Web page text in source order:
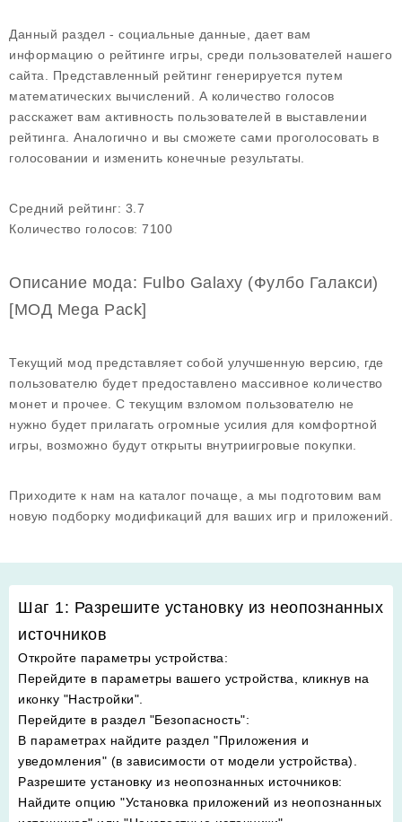
Данный раздел - социальные данные, дает вам
информацию о рейтинге игры, среди пользователей нашего
сайта. Представленный рейтинг генерируется путем
математических вычислений. А количество голосов
расскажет вам активность пользователей в выставлении
рейтинга. Аналогично и вы сможете сами проголосовать в
голосовании и изменить конечные результаты.
Средний рейтинг: 3.7
Количество голосов: 7100
Описание мода: Fulbo Galaxy (Фулбо Галакси)
[МОД Mega Pack]
Текущий мод представляет собой улучшенную версию, где
пользователю будет предоставлено массивное количество
монет и прочее. С текущим взломом пользователю не
нужно будет прилагать огромные усилия для комфортной
игры, возможно будут открыты внутриигровые покупки.
Приходите к нам на каталог почаще, а мы подготовим вам
новую подборку модификаций для ваших игр и приложений.
Шаг 1: Разрешите установку из неопознанных
источников
Откройте параметры устройства:
Перейдите в параметры вашего устройства, кликнув на
иконку "Настройки".
Перейдите в раздел "Безопасность":
В параметрах найдите раздел "Приложения и
уведомления" (в зависимости от модели устройства).
Разрешите установку из неопознанных источников:
Найдите опцию "Установка приложений из неопознанных